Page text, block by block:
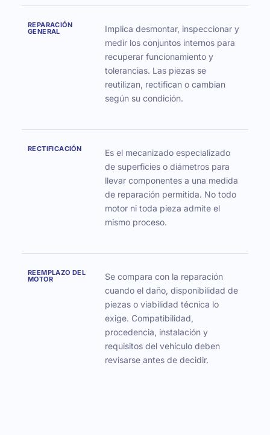
REPARACIÓN
GENERAL
Implica desmontar, inspeccionar y
medir los conjuntos internos para
recuperar funcionamiento y
tolerancias. Las piezas se
reutilizan, rectifican o cambian
según su condición.
RECTIFICACIÓN
Es el mecanizado especializado
de superficies o diámetros para
llevar componentes a una medida
de reparación permitida. No todo
motor ni toda pieza admite el
mismo proceso.
REEMPLAZO DEL
MOTOR
Se compara con la reparación
cuando el daño, disponibilidad de
piezas o viabilidad técnica lo
exige. Compatibilidad,
procedencia, instalación y
requisitos del vehículo deben
revisarse antes de decidir.